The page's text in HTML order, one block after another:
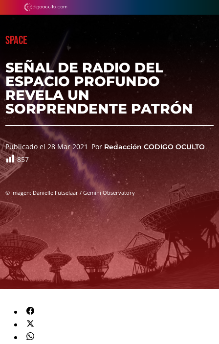
SPACE
SEÑAL DE RADIO DEL
ESPACIO PROFUNDO
REVELA UN
SORPRENDENTE PATRÓN
Publicado el 28 Mar 2021 Por Redacción CODIGO OCULTO
857
© Imagen: Danielle Futselaar / Gemini Observatory